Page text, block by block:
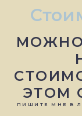
МОЖНО
ЭТОМ
ПИШИТЕ МНЕ В